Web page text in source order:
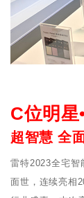
C位明星
超智慧 全
雷特2023全宅智
面世，连续亮相